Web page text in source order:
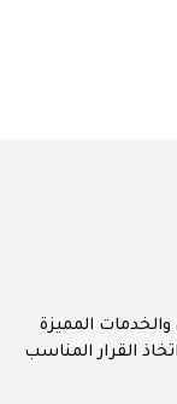
المميزة
القرار المناسب